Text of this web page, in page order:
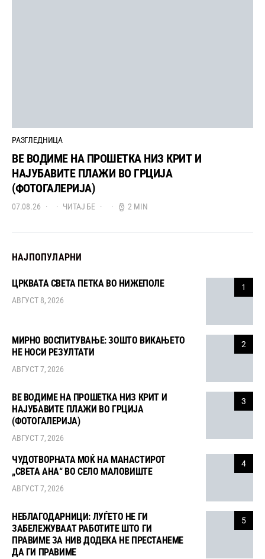
РАЗГЛЕДНИЦА
ВЕ ВОДИМЕ НА ПРОШЕТКА НИЗ КРИТ И
НАЈУБАВИТЕ ПЛАЖИ ВО ГРЦИЈА
(ФОТОГАЛЕРИЈА)
07.08.26 ЧИТАЈ БЕ 2 MIN
НАЈПОПУЛАРНИ
1
ЦРКВАТА СВЕТА ПЕТКА ВО НИЖЕПОЛЕ
АВГУСТ 8, 2026
2
МИРНО ВОСПИТУВАЊЕ: ЗОШТО ВИКАЊЕТО
НЕ НОСИ РЕЗУЛТАТИ
АВГУСТ 7, 2026
3
ВЕ ВОДИМЕ НА ПРОШЕТКА НИЗ КРИТ И
НАЈУБАВИТЕ ПЛАЖИ ВО ГРЦИЈА
(ФОТОГАЛЕРИЈА)
АВГУСТ 7, 2026
4
ЧУДОТВОРНАТА МОЌ НА МАНАСТИРОТ
„СВЕТА АНА“ ВО СЕЛО МАЛОВИШТЕ
АВГУСТ 7, 2026
5
НЕБЛАГОДАРНИЦИ: ЛУЃЕТО НЕ ГИ
ЗАБЕЛЕЖУВААТ РАБОТИТЕ ШТО ГИ
ПРАВИМЕ ЗА НИВ ДОДЕКА НЕ ПРЕСТАНЕМЕ
ДА ГИ ПРАВИМЕ